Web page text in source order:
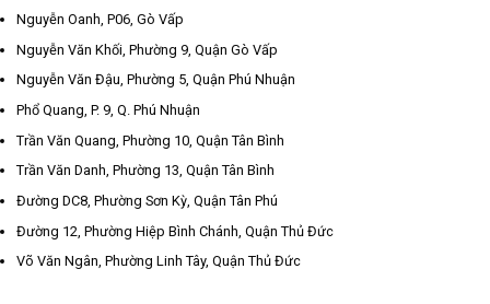
Nguyễn Oanh, P06, Gò Vấp
Nguyễn Văn Khối, Phường 9, Quận Gò Vấp
Nguyễn Văn Đậu, Phường 5, Quận Phú Nhuận
Phổ Quang, P. 9, Q. Phú Nhuận
Trần Văn Quang, Phường 10, Quận Tân Bình
Trần Văn Danh, Phường 13, Quận Tân Bình
Đường DC8, Phường Sơn Kỳ, Quận Tân Phú
Đường 12, Phường Hiệp Bình Chánh, Quận Thủ Đức
Võ Văn Ngân, Phường Linh Tây, Quận Thủ Đức